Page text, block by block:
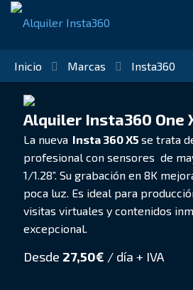
Inicio Marcas Insta360
Alquiler Insta360 One
La nueva Insta 360 X5 se trata
profesional con sensores de
1/1.28”. Su grabación en 8K
poca luz. Es ideal para
visitas virtuales y contenidos
excepcional.
Desde 27,50€ / día + IVA